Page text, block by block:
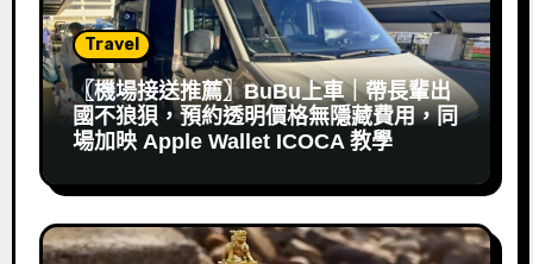
Travel
〖機場接送推薦〗BuBu上車｜帶長輩出
國不狼狽，預約透明價格無隱藏費用，同
場加映 Apple Wallet ICOCA 教學